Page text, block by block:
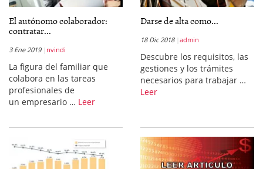
El autónomo colaborador:
contratar...
3 Ene 2019 nvindi
La figura del familiar que
colabora en las tareas
profesionales de
un empresario … Leer
Darse de alta como...
18 Dic 2018 admin
Descubre los requisitos, las
gestiones y los trámites
necesarios para trabajar …
Leer